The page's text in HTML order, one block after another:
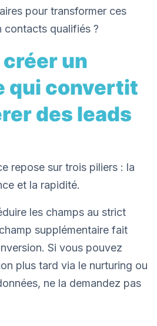
pour transformer ces
contacts qualifiés ?
un
qui convertit
des leads
repose sur trois piliers : la
et la rapidité.
les champs au strict
supplémentaire fait
Si vous pouvez
plus tard via le nurturing ou
ne la demandez pas